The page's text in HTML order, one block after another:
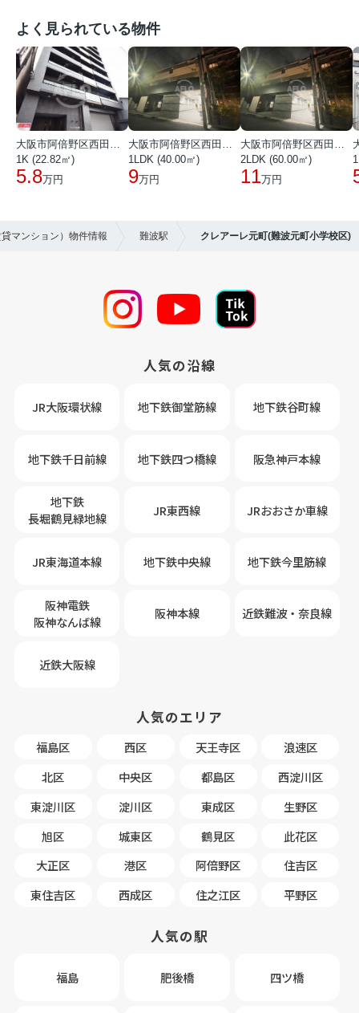
よく見られている物件
1K (22.82㎡)
5.8万円
1LDK (40.00㎡)
9万円
2LDK (60.00㎡)
11万円
マンション）物件情報 難波駅 クレアーレ元町(難波元町小学校区)
人気の沿線
JR大阪環状線 地下鉄御堂筋線 地下鉄谷町線
地下鉄千日前線 地下鉄四つ橋線 阪急神戸本線
地下鉄
長堀鶴見緑地線
JR東西線 JRおおさか車線
JR東海道本線 地下鉄中央線 地下鉄今里筋線
阪神電鉄
阪神なんば線
阪神本線 近鉄難波・奈良線
近鉄大阪線
人気のエリア
福島区 西区 天王寺区
浪速区
北区
中央区 都島区
西淀川区
東淀川区
淀川区 東成区
生野区
旭区
城東区 鶴見区
此花区
大正区
港区 阿倍野区
住吉区
東住吉区
西成区 住之江区 平野区
人気の駅
福島 肥後橋 四ツ橋